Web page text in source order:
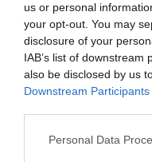
us or personal
your opt-out. You may
disclosure of your
IAB’s list of
also be disclosed by us
Downstream Participants
Please note that this
Personal Data